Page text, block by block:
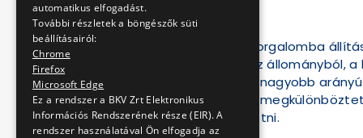
Az érkező járművek forgalomba
buszokat vonhat ki az állományból,
járműállomány minél nagyobb
egységes és területi
eljárásokat meghirdetni.
automatikus elfogadást.
További részletek a böngészők süti
beállításairól:
Chrome
Firefox
Microsoft Edge
Ez a rendszer a BKV Zrt Elektronikus
Információs Rendszerének része (EIR). A
rendszer használatával Ön elfogadja az